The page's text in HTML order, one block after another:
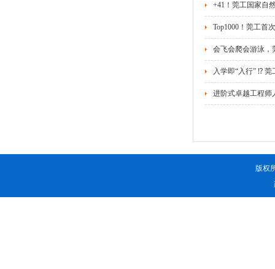
+41！莞工国家自
Top1000！莞工首
会飞会爬会游泳，
入学即“入行” ⁉️ 莞
进阶式卓越工程师
版权